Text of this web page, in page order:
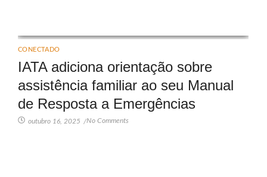
CONECTADO
IATA adiciona orientação sobre
assistência familiar ao seu Manual
de Resposta a Emergências
outubro 16, 2025 /No Comments